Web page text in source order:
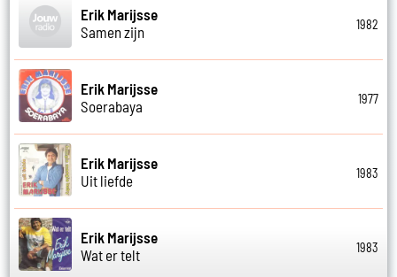
Erik Marijsse
Samen zijn
1982
Erik Marijsse
Soerabaya
1977
Erik Marijsse
Uit liefde
1983
Erik Marijsse
Wat er telt
1983